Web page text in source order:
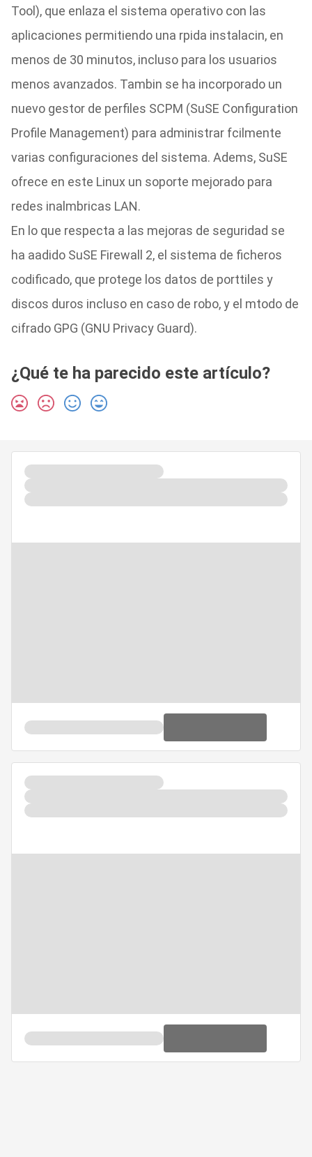
Tool), que enlaza el sistema operativo con las
aplicaciones permitiendo una rpida instalacin, en
menos de 30 minutos, incluso para los usuarios
menos avanzados. Tambin se ha incorporado un
nuevo gestor de perfiles SCPM (SuSE Configuration
Profile Management) para administrar fcilmente
varias configuraciones del sistema. Adems, SuSE
ofrece en este Linux un soporte mejorado para
redes inalmbricas LAN.
En lo que respecta a las mejoras de seguridad se
ha aadido SuSE Firewall 2, el sistema de ficheros
codificado, que protege los datos de porttiles y
discos duros incluso en caso de robo, y el mtodo de
cifrado GPG (GNU Privacy Guard).
¿Qué te ha parecido este artículo?